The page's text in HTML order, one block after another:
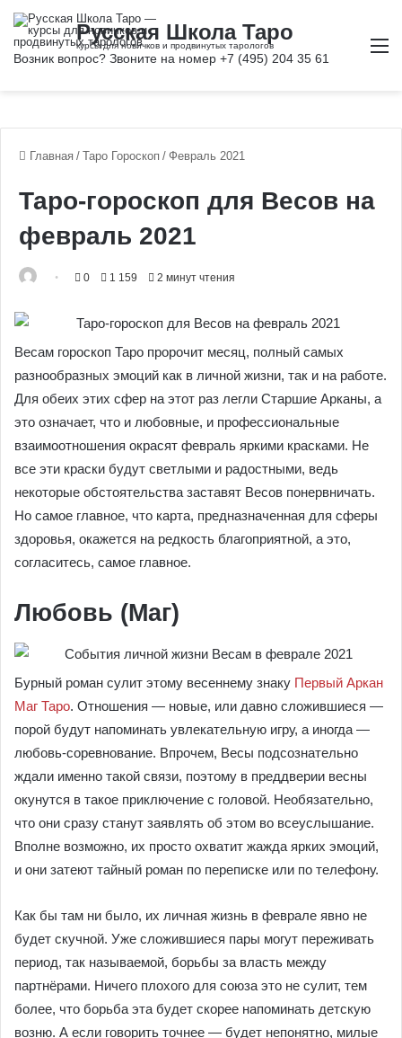
Главная / Таро Гороскоп / Февраль 2021
Таро-гороскоп для Весов на
февраль 2021
0 1 159 2 минут чтения
Весам гороскоп Таро пророчит месяц, полный самых
разнообразных эмоций как в личной жизни, так и на работе.
Для обеих этих сфер на этот раз легли Старшие Арканы, а
это означает, что и любовные, и профессиональные
взаимоотношения окрасят февраль яркими красками. Не
все эти краски будут светлыми и радостными, ведь
некоторые обстоятельства заставят Весов понервничать.
Но самое главное, что карта, предназначенная для сферы
здоровья, окажется на редкость благоприятной, а это,
согласитесь, самое главное.
Любовь (Маг)
Бурный роман сулит этому весеннему знаку Первый Аркан
Маг Таро. Отношения ― новые, или давно сложившиеся ―
порой будут напоминать увлекательную игру, а иногда ―
любовь-соревнование. Впрочем, Весы подсознательно
ждали именно такой связи, поэтому в преддверии весны
окунутся в такое приключение с головой. Необязательно,
что они сразу станут заявлять об этом во всеуслышание.
Вполне возможно, их просто охватит жажда ярких эмоций,
и они затеют тайный роман по переписке или по телефону.
Как бы там ни было, их личная жизнь в феврале явно не
будет скучной. Уже сложившиеся пары могут переживать
период, так называемой, борьбы за власть между
партнёрами. Ничего плохого для союза это не сулит, тем
более, что борьба эта будет скорее напоминать детскую
возню. А если говорить точнее ― будет непонятно, милые